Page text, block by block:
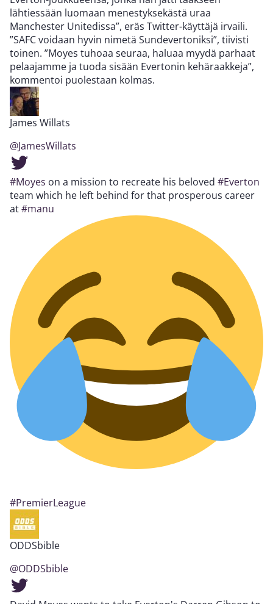
lähtiessään luomaan menestyksekästä uraa
Manchester Unitedissa”, eräs Twitter-käyttäjä irvaili.
”SAFC voidaan hyvin nimetä Sundevertoniksi”, tiivisti
toinen. ”Moyes tuhoaa seuraa, haluaa myydä parhaat
pelaajamme ja tuoda sisään Evertonin kehäraakkeja”,
kommentoi puolestaan kolmas.
James Willats
@JamesWillats
#Moyes on a mission to recreate his beloved #Everton
team which he left behind for that prosperous career
at#manu
#PremierLeague
ODDSbible
@ODDSbible